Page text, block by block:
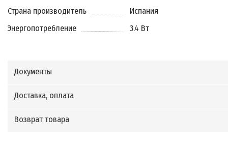
Страна производитель
Испания
Энергопотребление
3.4 Вт
Документы
Доставка, оплата
Возврат товара